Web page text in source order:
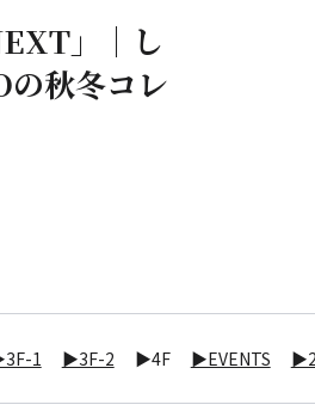
」｜し
の秋冬コレ
1 ▶3F-2 ▶4F ▶EVENTS